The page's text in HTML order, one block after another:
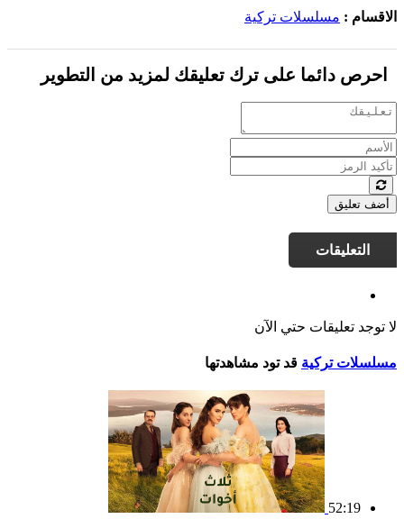
الاقسام : مسلسلات تركية
احرص دائما على ترك تعليقك لمزيد من التطوير
أضف تعليق
التعليقات
لا توجد تعليقات حتي الآن
مسلسلات تركية قد تود مشاهدتها
52:19